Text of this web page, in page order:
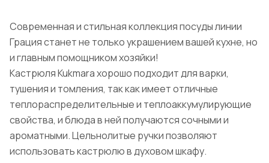
Современная и стильная коллекция посуды линии
Грация станет не только украшением вашей кухне, но
и главным помощником хозяйки!
Кастрюля Kukmara хорошо подходит для варки,
тушения и томления, так как имеет отличные
теплораспределительные и теплоаккумулирующие
свойства, и блюда в ней получаются сочными и
ароматными. Цельнолитые ручки позволяют
использовать кастрюлю в духовом шкафу.